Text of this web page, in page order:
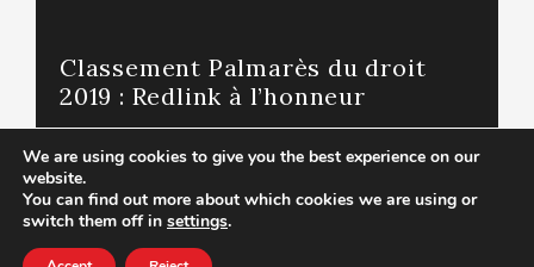
Classement Palmarès du droit
2019 : Redlink à l’honneur
03 Septembre 2019 Commerce/distribution
We are using cookies to give you the best experience on our
website.
You can find out more about which cookies we are using or
switch them off in settings.